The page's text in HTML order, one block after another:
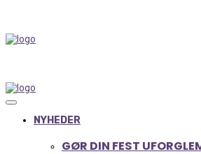
NYHEDER
GØR DIN FEST